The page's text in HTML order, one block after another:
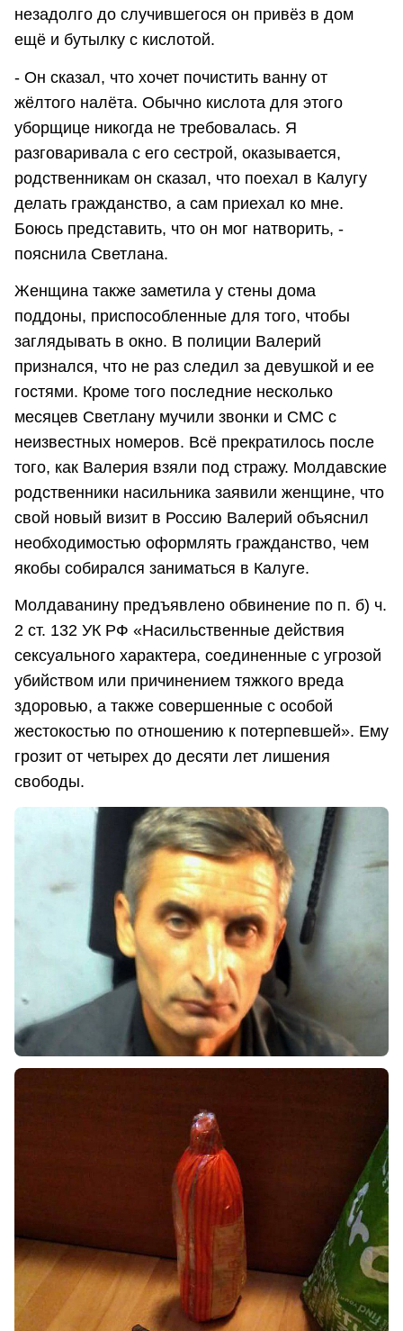
незадолго до случившегося он привёз в дом
ещё и бутылку с кислотой.
- Он сказал, что хочет почистить ванну от
жёлтого налёта. Обычно кислота для этого
уборщице никогда не требовалась. Я
разговаривала с его сестрой, оказывается,
родственникам он сказал, что поехал в Калугу
делать гражданство, а сам приехал ко мне.
Боюсь представить, что он мог натворить, -
пояснила Светлана.
Женщина также заметила у стены дома
поддоны, приспособленные для того, чтобы
заглядывать в окно. В полиции Валерий
признался, что не раз следил за девушкой и ее
гостями. Кроме того последние несколько
месяцев Светлану мучили звонки и СМС с
неизвестных номеров. Всё прекратилось после
того, как Валерия взяли под стражу. Молдавские
родственники насильника заявили женщине, что
свой новый визит в Россию Валерий объяснил
необходимостью оформлять гражданство, чем
якобы собирался заниматься в Калуге.
Молдаванину предъявлено обвинение по п. б) ч.
2 ст. 132 УК РФ «Насильственные действия
сексуального характера, соединенные с угрозой
убийством или причинением тяжкого вреда
здоровью, а также совершенные с особой
жестокостью по отношению к потерпевшей». Ему
грозит от четырех до десяти лет лишения
свободы.